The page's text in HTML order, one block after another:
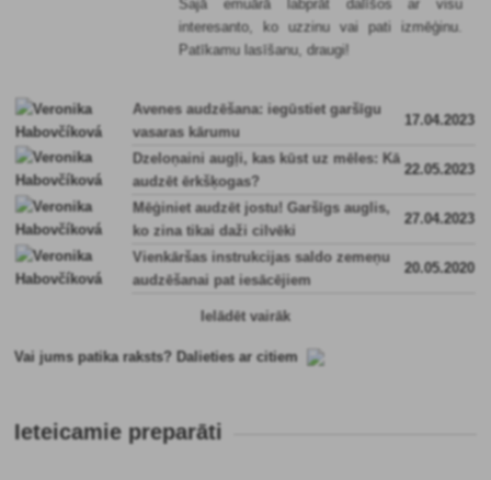
Šajā emuārā labprāt dalīšos ar visu
interesanto, ko uzzinu vai pati izmēģinu.
Patīkamu lasīšanu, draugi!
Avenes audzēšana: iegūstiet garšīgu
vasaras kārumu
17.04.2023
Dzeloņaini augļi, kas kūst uz mēles: Kā
audzēt ērkšķogas?
22.05.2023
Mēģiniet audzēt jostu! Garšīgs auglis,
ko zina tikai daži cilvēki
27.04.2023
Vienkāršas instrukcijas saldo zemeņu
audzēšanai pat iesācējiem
20.05.2020
Ielādēt vairāk
Vai jums patika raksts? Dalieties ar citiem
Ieteicamie preparāti